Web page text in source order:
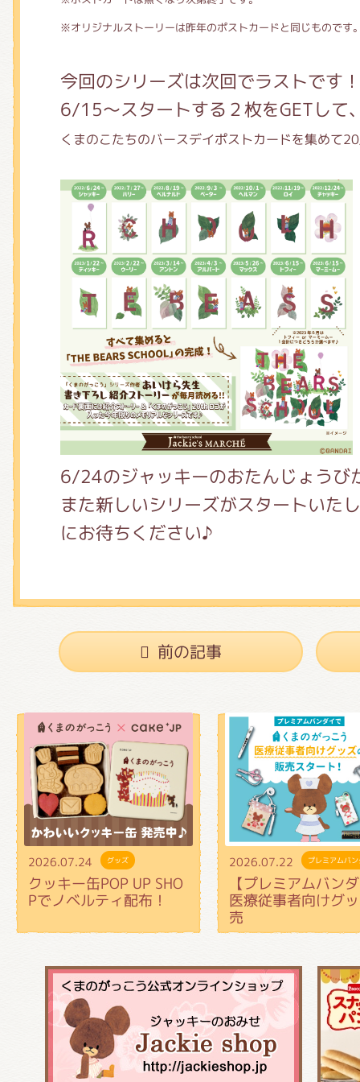
※オリジナルストーリーは昨年のポストカードと同じものです
今回のシリーズは次回でラストです！
6/15～スタートする２枚をGETして
くまのこたちのバースデイポストカードを集めて
6/24のジャッキーのおたんじょうび
また新しいシリーズがスタートいた
にお待ちください♪
前の記事
2026.07.24 グッズ
クッキー缶POP UP SHO
Pでノベルティ配布！
2026.07.22 プレミアムバ
【プレミアムバン
医療従事者向けグ
売